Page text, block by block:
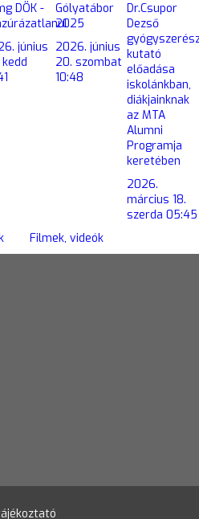
DÖK -
június
Gólyatábor
2025
2026. június
20. szombat
10:48
Dr.Csupor
Dezső
kutató
előadása
iskolánkban,
diákjainknak
az MTA
Alumni
Programja
keretében
2026.
március 18.
szerda 05:45
Filmek, videók